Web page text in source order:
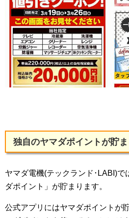
独自のヤマダポイントが貯
ヤマダ電機(テックランド･LABI)で
ダポイント」が貯まります。
公式アプリにはヤマダポイントが